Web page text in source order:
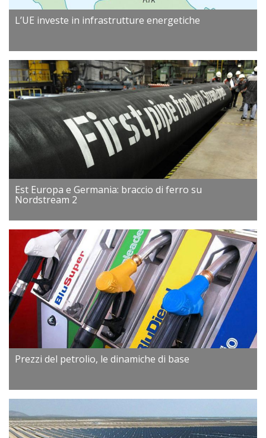
L’UE investe in infrastrutture energetiche
Est Europa e Germania: braccio di ferro su
Nordstream 2
Prezzi del petrolio, le dinamiche di base